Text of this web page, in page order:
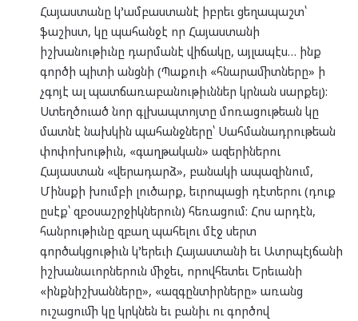
Հայաստանը կ’ամբաստանէ իբրեւ ցեղապաշտ՝
ֆաշիստ, կը պահանջէ որ Հայաստանի
իշխանութիւնը դարմանէ վիճակը, այլապէս… ինք
գործի պիտի անցնի (Պաքուի «հնարամիտները» ի
չգոյէ ալ պատճառաբանութիւններ կրնան սարքել):
Ստեղծուած նոր գլխապտոյտը մոռացութեան կը
մատնէ նախկին պահանջները՝ Սահմանադրութեան
փոփոխութիւն, «գաղթական» ազերիներու
Հայաստան «վերադարձ», բանակի ապազինում,
Մինսքի խումբի լուծարք, եւրոպացի դէտերու (դուք
ըսէք՝ զբօսաշրջիկներուն) հեռացում: Հոս արդէն,
հանրութիւնը զբաղ պահելու մէջ սերտ
գործակցութիւն կ’երեւի Հայաստանի եւ Ատրպէյճանի
իշխանաւորներուն միջեւ, որովհետեւ Երեւանի
«ինքնիշխանները», «ազգընտիրները» առանց
ուշացումի կը կրկնեն եւ բանիւ ու գործով